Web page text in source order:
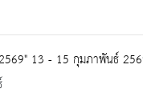
13 - 15 กุมภาพันธ์